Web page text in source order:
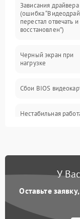
Интерфейсные и
Электропитание
ПО
Электронные
Общие поломки
Система
Зависания драйвера
(ошибка
перестал отвечать
восстановлен”)
Черный экран при
нагрузке
Сбои BIOS
Нестабильная
У
Оставьте